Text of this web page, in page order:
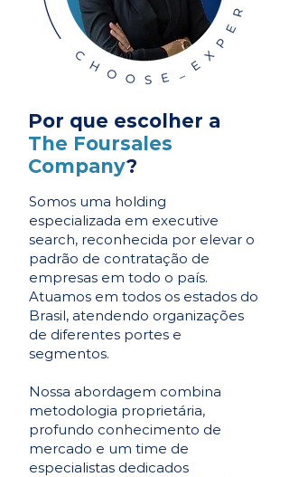
Por que escolher a
The Foursales
Company?
Somos uma holding
especializada em executive
search, reconhecida por elevar o
padrão de contratação de
empresas em todo o país.
Atuamos em todos os estados do
Brasil, atendendo organizações
de diferentes portes e
segmentos.
Nossa abordagem combina
metodologia proprietária,
profundo conhecimento de
mercado e um time de
especialistas dedicados